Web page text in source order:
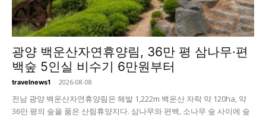
광양 백운산자연휴양림, 36만 평 삼나무·편
백숲 5인실 비수기 6만원부터
travelnews1 - 2026-08-08
전남 광양 백운산자연휴양림은 해발 1,222m 백운산 자락 약 120ha, 약
36만 평의 숲을 품은 산림휴양지다. 삼나무와 편백, 소나무 숲 사이에 숲